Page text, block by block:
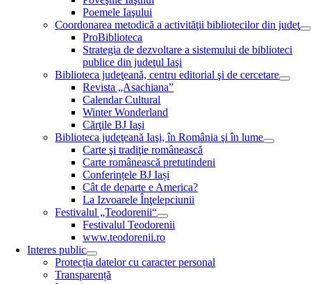
Poemele Iaşului
Coordonarea metodică a activităţii bibliotecilor din judeţ
ProBiblioteca
Strategia de dezvoltare a sistemului de biblioteci
publice din judeţul Iaşi
Biblioteca judeţeană, centru editorial şi de cercetare
Revista „Asachiana”
Calendar Cultural
Winter Wonderland
Cărţile BJ Iaşi
Biblioteca judeţeană Iaşi, în România şi în lume
Carte şi tradiţie românească
Carte românească pretutindeni
Conferințele BJ Iași
Cât de departe e America?
La Izvoarele Înţelepciunii
Festivalul „Teodorenii“
Festivalul Teodorenii
www.teodorenii.ro
Interes public
Protecția datelor cu caracter personal
Transparență